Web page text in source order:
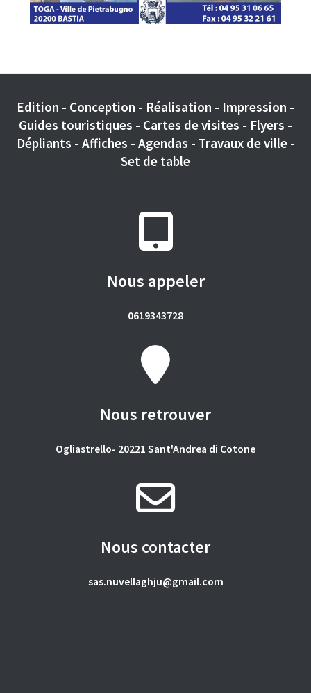
Edition - Conception - Réalisation - Impression -
Guides touristiques - Cartes de visites - Flyers -
Dépliants - Affiches - Agendas - Travaux de ville -
Set de table
Nous appeler
0619343728
Nous retrouver
Ogliastrello- 20221 Sant'Andrea di Cotone
Nous contacter
sas.nuvellaghju@gmail.com